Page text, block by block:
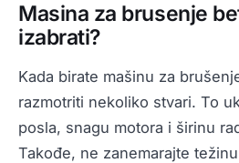
Masina za brusenje
izabrati?
Kada birate mašinu za
razmotriti nekoliko stvari. To
posla, snagu motora i širinu
Takođe, ne zanemarajte